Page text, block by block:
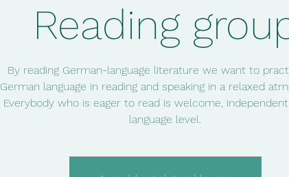
Reading
By reading German-language literature we want to
German language in reading and speaking in a relaxed
Everybody who is eager to read is welcome,
language level.